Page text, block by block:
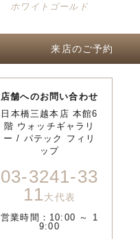
ホワイトゴールド
来店のご予約
店舗へのお問い合わせ
日本橋三越本店 本館6
階 ウォッチギャラリ
ー / パテック フィリ
ップ
03-3241-33
11大代表
営業時間：10:00 ～ 1
9:00